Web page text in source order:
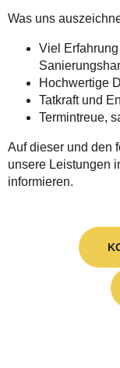
Was uns
Viel
Hochwertige
Tatkraft und
Termintreue,
Auf dieser und den
unsere Leistungen
informieren.